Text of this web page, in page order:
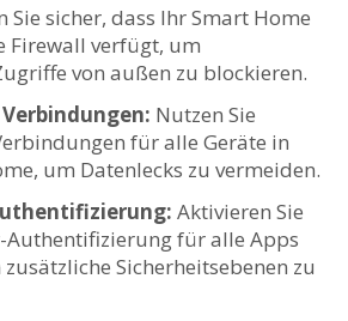
⁤Sie​ sicher, dass Ihr⁣ Smart Home
‍Firewall​ verfügt, um
von außen zu blockieren.
Nutzen Sie​
für alle Geräte​ in‍
⁤um Datenlecks ​zu ⁤vermeiden.
Aktivieren Sie
Authentifizierung für alle⁤ Apps
Sicherheitsebenen zu